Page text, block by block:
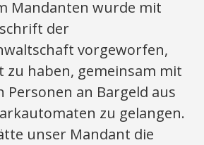
Mandanten wurde mit
der
vorgeworfen,
zu haben, gemeinsam mit
Personen an Bargeld aus
zu gelangen.
unser Mandant die